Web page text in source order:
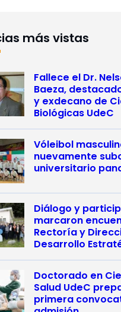
más vistas
Fallece el Dr.
Baeza,
y exdecano de
Biológicas UdeC
Vóleibol
nuevamente
universitario
Diálogo y
marcaron
Rectoría y
Desarrollo
Doctorado en
Salud UdeC
primera